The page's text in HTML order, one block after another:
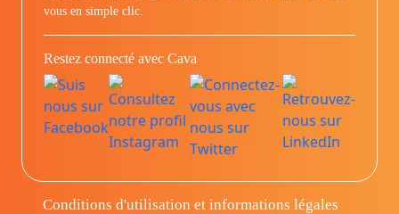
vous en simple clic.
Restez connecté avec Cava
Conditions d'utilisation et informations légales